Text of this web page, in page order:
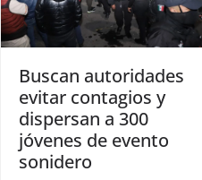
Buscan autoridades
evitar contagios y
dispersan a 300
jóvenes de evento
sonidero